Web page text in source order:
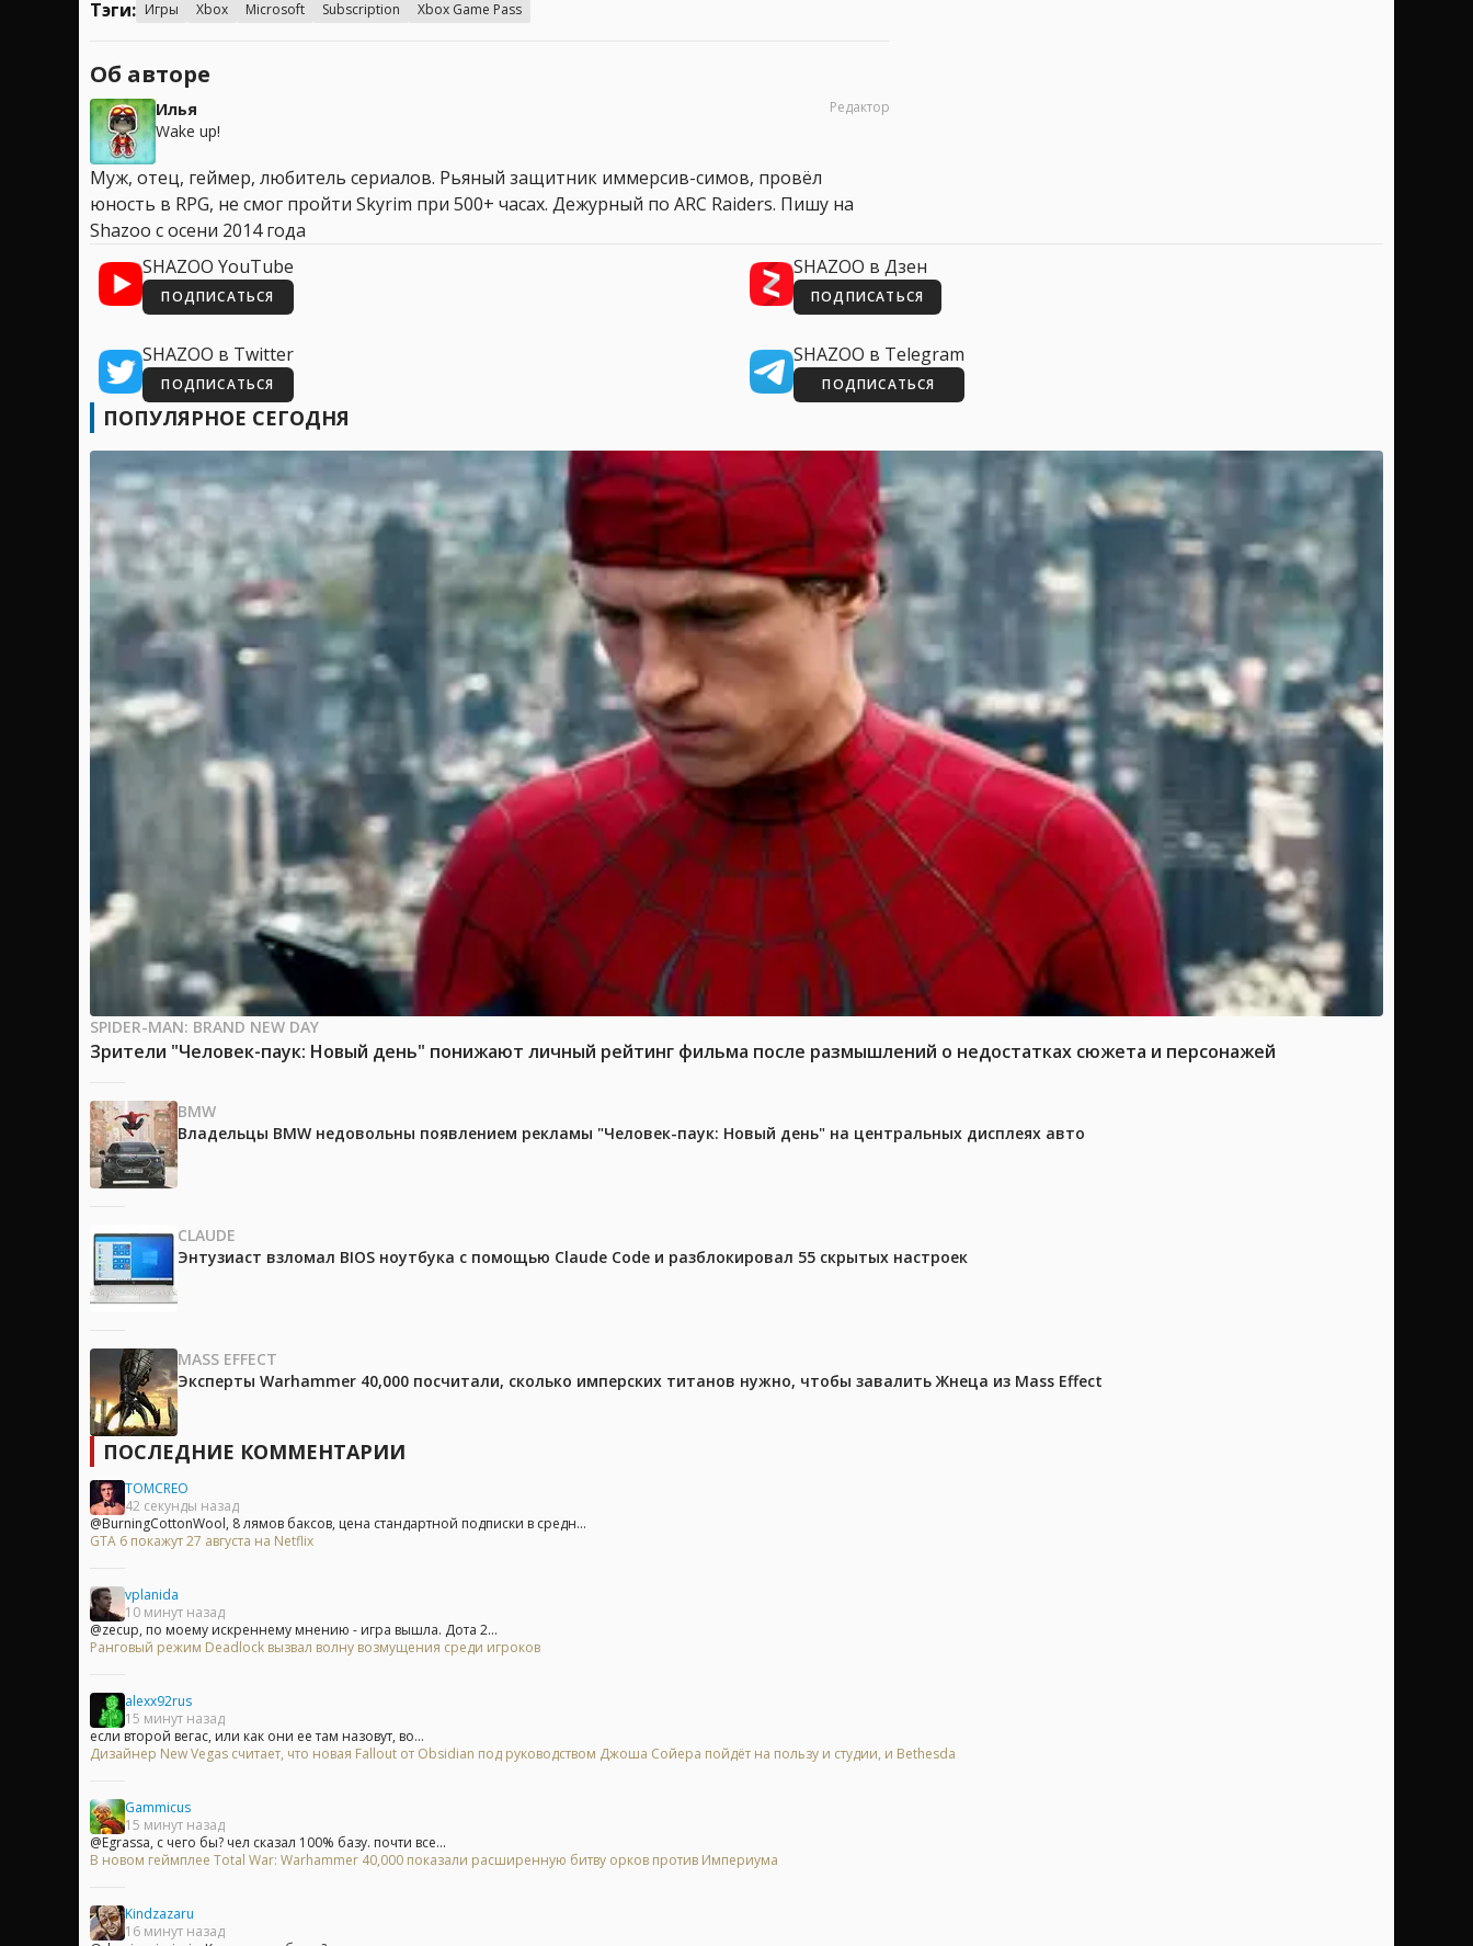
Тэги: Игры Xbox Microsoft Subscription Xbox Game Pass
Об авторе
Илья
Wake up!
Редактор
Муж, отец, геймер, любитель сериалов. Рьяный защитник иммерсив-симов, провёл
юность в RPG, не смог пройти Skyrim при 500+ часах. Дежурный по ARC Raiders. Пишу на
Shazoo с осени 2014 года
SHAZOO YouTube
ПОДПИСАТЬСЯ
SHAZOO в Дзен
ПОДПИСАТЬСЯ
SHAZOO в Twitter
ПОДПИСАТЬСЯ
SHAZOO в Telegram
ПОДПИСАТЬСЯ
ПОПУЛЯРНОЕ СЕГОДНЯ
SPIDER-MAN: BRAND NEW DAY
Зрители "Человек-паук: Новый день" понижают личный рейтинг фильма после размышлений о недостатках сюжета и персонажей
BMW
Владельцы BMW недовольны появлением рекламы "Человек-паук: Новый день" на центральных дисплеях авто
CLAUDE
Энтузиаст взломал BIOS ноутбука с помощью Claude Code и разблокировал 55 скрытых настроек
MASS EFFECT
Эксперты Warhammer 40,000 посчитали, сколько имперских титанов нужно, чтобы завалить Жнеца из Mass Effect
ПОСЛЕДНИЕ КОММЕНТАРИИ
TOMCREO
42 секунды назад
@BurningCottonWool, 8 лямов баксов, цена стандартной подписки в средн...
GTA 6 покажут 27 августа на Netflix
vplanida
10 минут назад
@zecup, по моему искреннему мнению - игра вышла. Дота 2...
Ранговый режим Deadlock вызвал волну возмущения среди игроков
alexx92rus
15 минут назад
если второй вегас, или как они ее там назовут, во...
Дизайнер New Vegas считает, что новая Fallout от Obsidian под руководством Джоша Сойера пойдёт на пользу и студии, и Bethesda
Gammicus
15 минут назад
@Egrassa, с чего бы? чел сказал 100% базу. почти все...
В новом геймплее Total War: Warhammer 40,000 показали расширенную битву орков против Империума
Kindzazaru
16 минут назад